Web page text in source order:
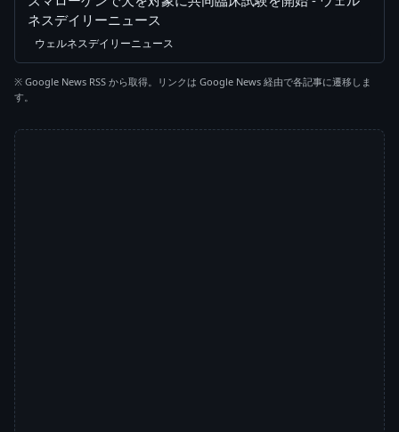
ネスデイリーニュース
ウェルネスデイリーニュース
※ Google News RSS から取得。リンクは Google News 経由で各記事に遷移しま
す。